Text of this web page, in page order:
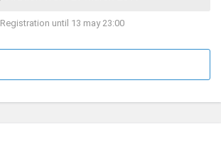
Registration until 13 may 23:00